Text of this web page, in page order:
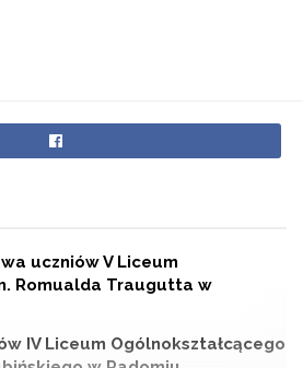
uczniów V Liceum
Romualda Traugutta w
IV Liceum Ogólnokształcącego